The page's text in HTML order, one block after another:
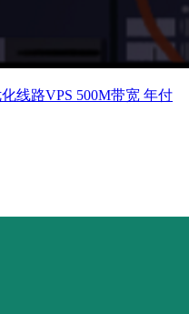
线路VPS 500M带宽 年付